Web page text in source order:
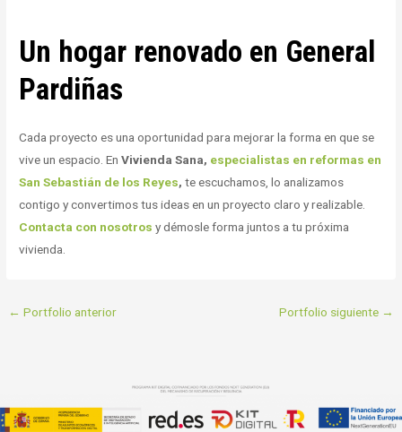
Un hogar renovado en General
Pardiñas
Cada proyecto es una oportunidad para mejorar la forma en que se
vive un espacio. EnVivienda Sana, especialistas en reformas en
San Sebastián de los Reyes,te escuchamos, lo analizamos
contigo y convertimos tus ideas en un proyecto claro y realizable.
Contacta con nosotrosy démosle forma juntos a tu próxima
vivienda.
← Portfolio anterior Portfolio siguiente →